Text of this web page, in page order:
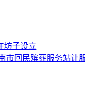
坊子设立
市回民殡葬服务站让